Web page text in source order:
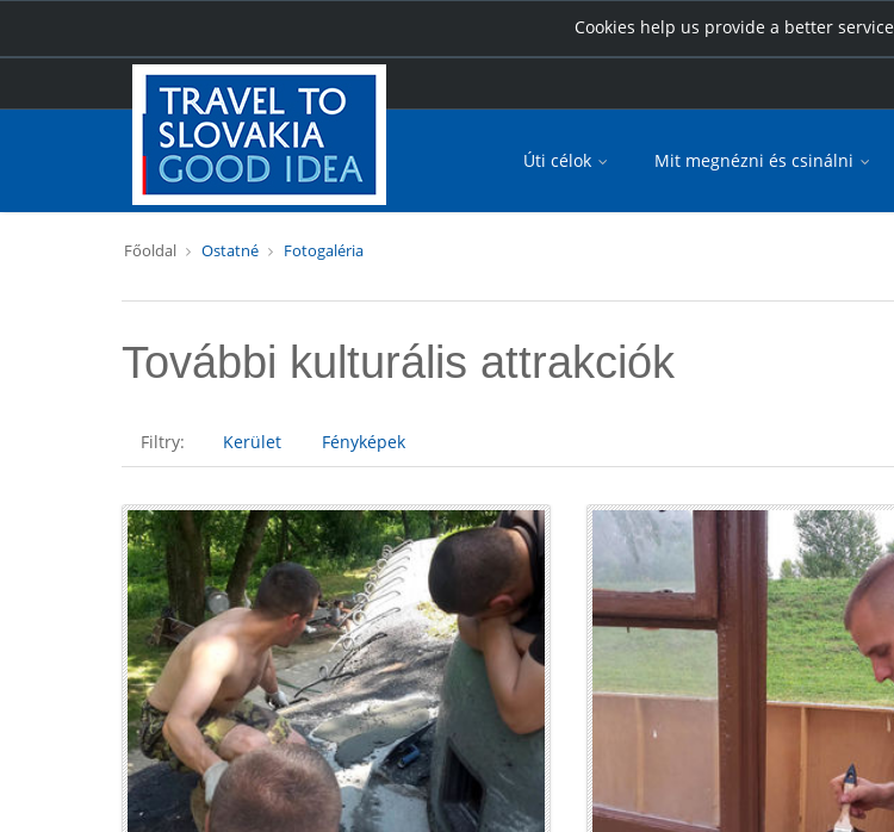
Cookies help us provide a better service
Úti célok Mit megnézni és csinálni
Főoldal Ostatné Fotogaléria
További kulturális attrakciók
Filtry: Kerület Fényképek